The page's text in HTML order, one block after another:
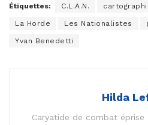
Étiquettes: C.L.A.N.
La Horde Les Nationalistes
Yvan Benedetti
Hilda
Caryatide de combat